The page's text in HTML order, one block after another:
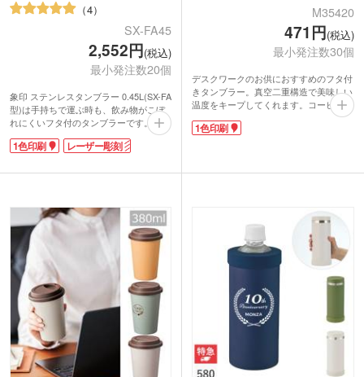
4
SX-FA45
2,552円(税込)
最小発注数20個
象印 ステンレスタンブラー 0.45L(SX-FA
型)は手持ちで運ぶ時も、飲み物がこぼ
れにくいフタ付のタンブラーです。真空
二重構造で保冷温効果が高く、氷も溶け
にくいので長時間飲みごろ温度を楽しめ
ぎ、ストローもさしやすいのが嬉しいで
ィスでの使用にも適しています。内面は
傷や汚れが目立ちにくいマット塗装。蓋
は分解して洗えて、いつも清潔に保てま
す。出勤前のテイクアウトドリンクもマ
イタンブラーに入れて、サステナブルな
毎日を送れますね。
1色またはレーザー彫刻で印刷ができま
す。ワンポイントでロゴを印刷できるパ
ッド印刷、デザインを大きく印刷できる
回転シルク印刷のほか、高級感あふれる
レーザー彫刻もおすすめです。安心と実
績のある象印ブランドは、特別な周年記
念品やオープン記念品に人気です。
1色印刷 レーザー彫刻
M35420
471円(税込)
最小発注数30個
デスクワークのお供におすすめのフタ付
きタンブラー。真空二重構造で美味しい
温度をキープしてくれます。コーヒーや
紅茶を1杯飲むのに最適な320mlサイズ。
フタはスライド式でほこり避けに。透明
1色印刷